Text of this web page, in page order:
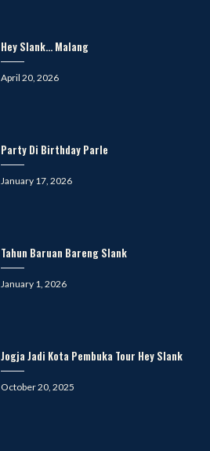
Hey Slank… Malang
Posted
April 20, 2026
Party Di Birthday Parle
Posted
January 17, 2026
Tahun Baruan Bareng Slank
Posted
January 1, 2026
Jogja Jadi Kota Pembuka Tour Hey Slank
Posted
October 20, 2025